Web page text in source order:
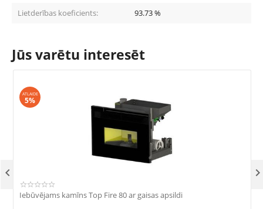
Lietderības koeficients:
93.73%
Jūs varētu interesēt
ATLAIDE
5%
Iebūvējams kamīns Top Fire 80 ar gaisas apsildi
